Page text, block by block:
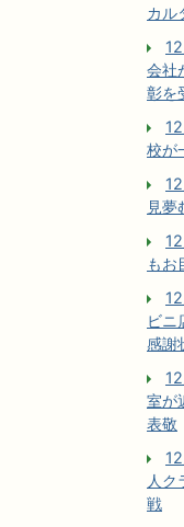
カル
会社
彰を
校が
見夢
もお
ビニ
感謝
室が
表敬
人ク
戦